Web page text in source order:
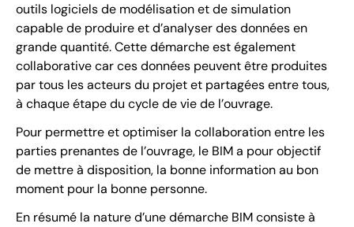
outils logiciels de modélisation et de simulation
capable de produire et d’analyser des données en
grande quantité. Cette démarche est également
collaborative car ces données peuvent être produites
par tous les acteurs du projet et partagées entre tous,
à chaque étape du cycle de vie de l’ouvrage.
Pour permettre et optimiser la collaboration entre les
parties prenantes de l’ouvrage, le BIM a pour objectif
de mettre à disposition, la bonne information au bon
moment pour la bonne personne.
En résumé la nature d’une démarche BIM consiste à